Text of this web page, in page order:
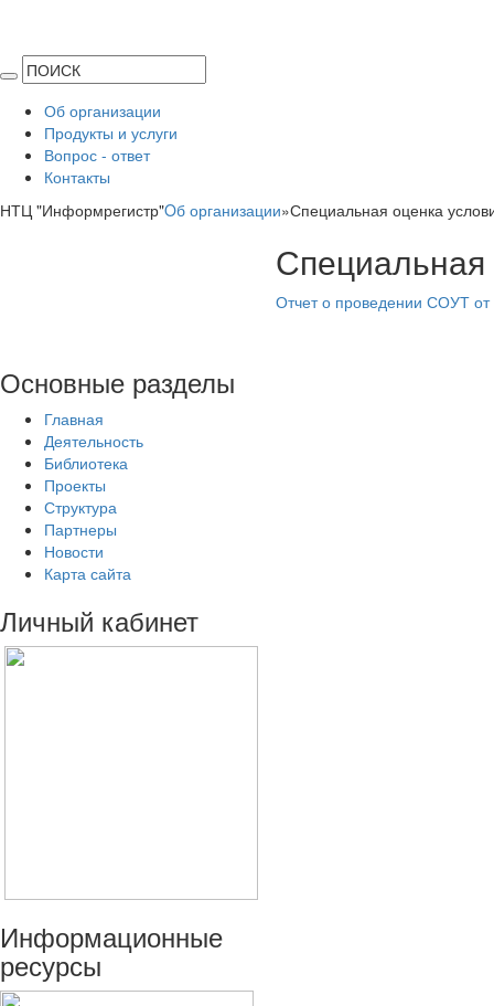
Об организации
Продукты и услуги
Вопрос - ответ
Контакты
НТЦ "Информрегистр"Oб организации»Специальная оценка
Специальная
Отчет о проведении СОУТ
Основные разделы
Главная
Деятельность
Библиотека
Проекты
Структура
Партнеры
Новости
Карта сайта
Личный кабинет
Информационные
ресурсы